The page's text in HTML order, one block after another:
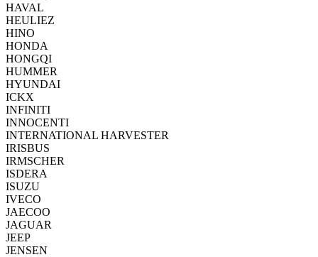
HAVAL
HEULIEZ
HINO
HONDA
HONGQI
HUMMER
HYUNDAI
ICKX
INFINITI
INNOCENTI
INTERNATIONAL HARVESTER
IRISBUS
IRMSCHER
ISDERA
ISUZU
IVECO
JAECOO
JAGUAR
JEEP
JENSEN